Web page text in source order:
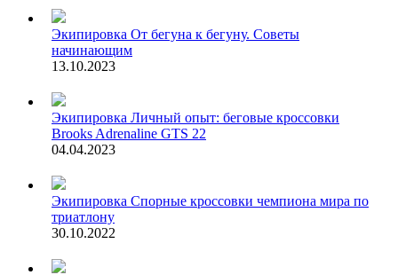
Экипировка От бегуна к бегуну. Советы
начинающим
13.10.2023
Экипировка Личный опыт: беговые кроссовки
Brooks Adrenaline GTS 22
04.04.2023
Экипировка Спорные кроссовки чемпиона мира по
триатлону
30.10.2022